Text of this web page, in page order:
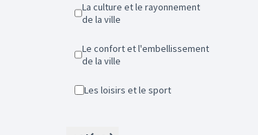
La culture et le rayonnement
de la ville
Le confort et l'embellissement
de la ville
Les loisirs et le sport